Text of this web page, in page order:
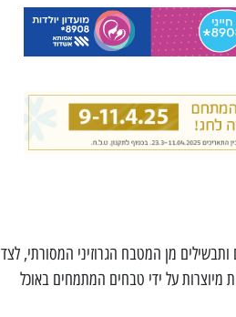
מן המטבח הגרוזיני המסורתי, לצד
מיוצרות על ידי טבחים המתמחים באוכל